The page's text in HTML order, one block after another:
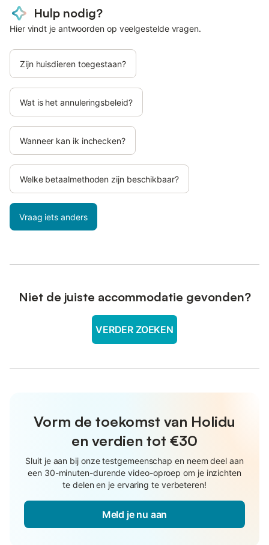
Hulp nodig?
Hier vindt je antwoorden op veelgestelde vragen.
Zijn huisdieren toegestaan?
Wat is het annuleringsbeleid?
Wanneer kan ik inchecken?
Welke betaalmethoden zijn beschikbaar?
Vraag iets anders
Niet de juiste accommodatie gevonden?
VERDER ZOEKEN
Vorm de toekomst van Holidu
en verdien tot €30
Sluit je aan bij onze testgemeenschap en neem deel aan
een 30-minuten-durende video-oproep om je inzichten
te delen en je ervaring te verbeteren!
Meld je nu aan